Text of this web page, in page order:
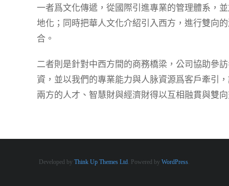
一者爲文化傳遞，從國際引進專業的管理體系，
地化；同時把華人文化介紹引入西方，進行雙向
合。
二者則是針對中西方間的商務橋梁，公司協助參
資，並以我們的專業能力與人脉資源爲客戶牽引
兩方的人才、智慧財與經濟財得以互相融貫與雙
Developed byThink Up Themes Ltd. Powered byWordPress.